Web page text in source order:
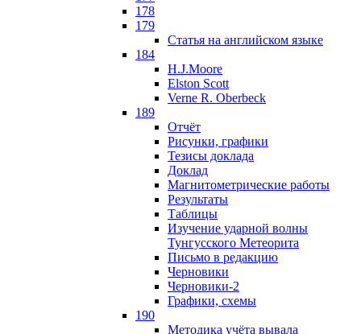
178
179
Статья на английском языке
184
H.J.Moore
Elston Scott
Verne R. Oberbeck
189
Отчёт
Рисунки, графики
Тезисы доклада
Доклад
Магнитометрические работы
Результаты
Таблицы
Изучение ударной волны
Тунгусского Метеорита
Письмо в редакцию
Черновики
Черновики-2
Графики, схемы
190
Методика учёта вывала